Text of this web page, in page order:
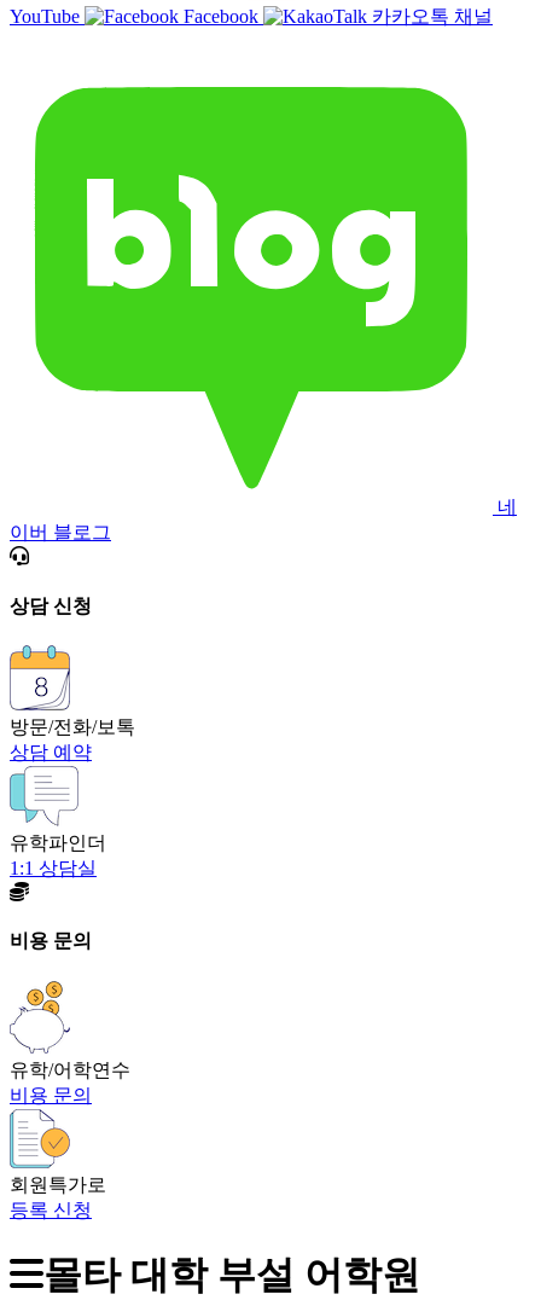
YouTube Facebook 카카오톡 채널
네
이버 블로그
상담 신청
방문/전화/보톡
상담 예약
유학파인더
1:1 상담실
비용 문의
유학/어학연수
비용 문의
회원특가로
등록 신청
몰타 대학 부설 어학원